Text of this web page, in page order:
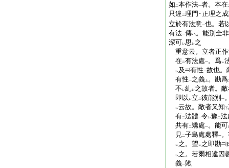
如 二本作法一者。本在
只違 二理門･正理之
立於有法意一也。若
有法一傳ハ。能別全非
深可レ思 レ之
重意云。立者正
在二有法處一。爲レ
レ及 有性一故也。
有性一之義 上 。勘爲
不 レ糺レ之故者。
即以 レ立 二彼能別 一
レ云故。敵者又知下
有二法體一令レ豫 二法
共有二矯處一。能可
見二子島處處釋一
レ之。望 レ之即勘
レ之。若爾相違因
義一歟